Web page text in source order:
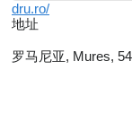
dru.ro/
地址
罗马尼亚, Mures,